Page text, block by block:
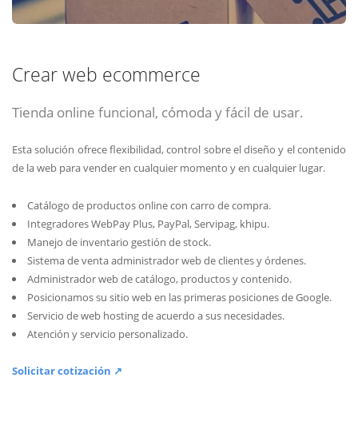
Crear web ecommerce
Tienda online funcional, cómoda y fácil de usar.
Esta solución ofrece flexibilidad, control sobre el diseño y el contenido
de la web para vender en cualquier momento y en cualquier lugar.
Catálogo de productos online con carro de compra.
Integradores WebPay Plus, PayPal, Servipag, khipu.
Manejo de inventario gestión de stock.
Sistema de venta administrador web de clientes y órdenes.
Administrador web de catálogo, productos y contenido.
Posicionamos su sitio web en las primeras posiciones de Google.
Servicio de web hosting de acuerdo a sus necesidades.
Atención y servicio personalizado.
Solicitar cotización ↗